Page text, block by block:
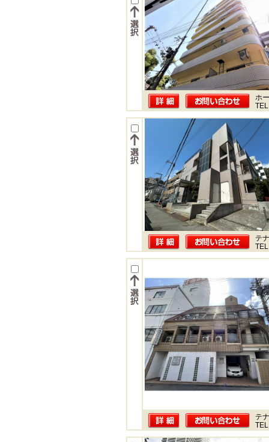
ホ
テ
テ